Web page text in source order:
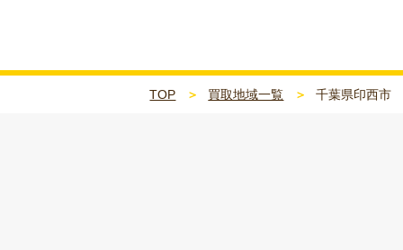
TOP 買取地域一覧 千葉県印西市